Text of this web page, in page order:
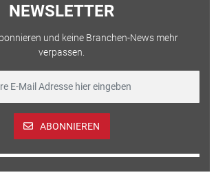
NEWSLETTER
und keine Branchen-News mehr
verpassen.
ABONNIEREN